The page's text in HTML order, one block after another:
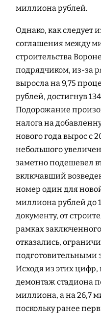
миллиона рублей.
Однако, как следует
соглашения между
строительства
подрядчиком, из-за
выросла на 9,75
рублей, достигнув
Подорожание
налога на
нового года вырос с
небольшого
заметно подешевел
включавший
номер один для
миллиона рублей до
документу, от
рамках
отказались,
подготовительными
Исходя из этих цифр,
демонтаж стадиона
миллиона, а на 26,7
поскольку ранее